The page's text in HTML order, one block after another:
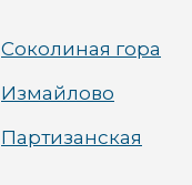
Соколиная гора
Измайлово
Партизанская